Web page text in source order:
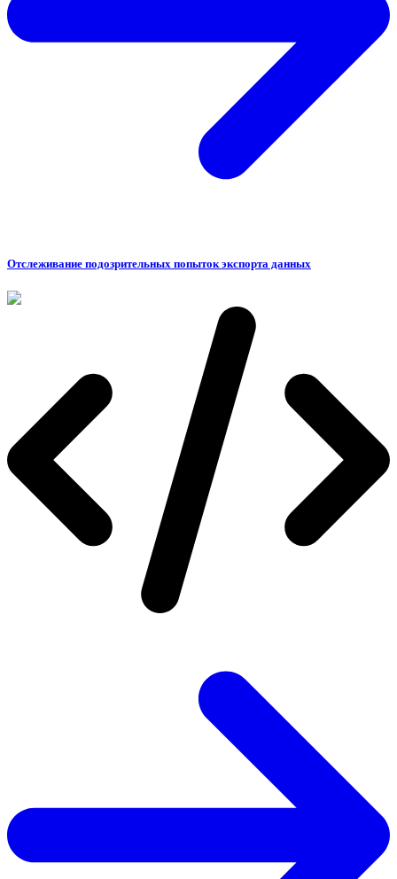
Отслеживание подозрительных попыток экспорта данных